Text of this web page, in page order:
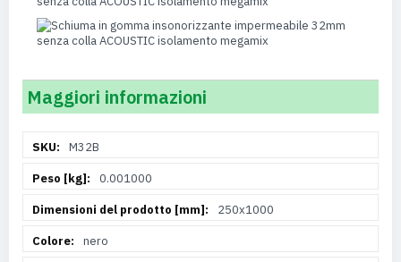
Maggiori informazioni
Informazioni
M32B
0.001000
250x1000
nero